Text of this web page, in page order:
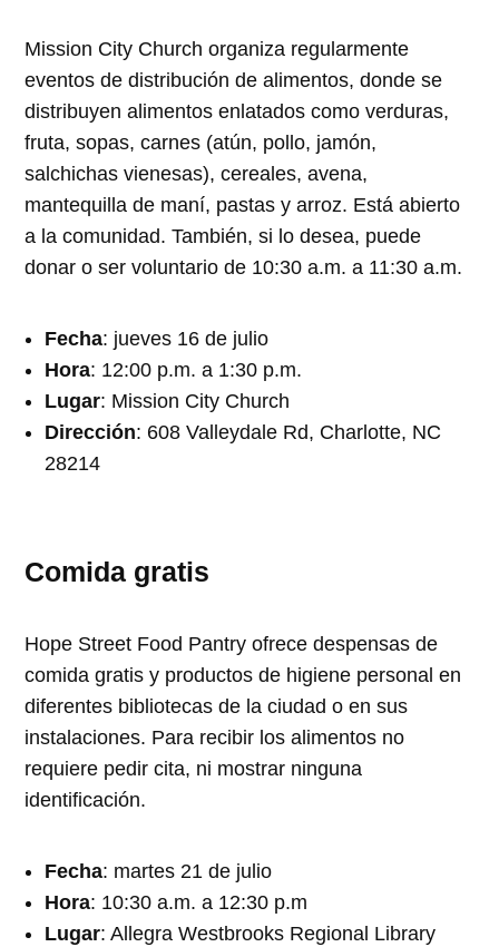
Mission City Church organiza regularmente
eventos de distribución de alimentos, donde se
distribuyen alimentos enlatados como verduras,
fruta, sopas, carnes (atún, pollo, jamón,
salchichas vienesas), cereales, avena,
mantequilla de maní, pastas y arroz. Está abierto
a la comunidad. También, si lo desea, puede
donar o ser voluntario de 10:30 a.m. a 11:30 a.m.
Fecha: jueves 16 de julio
Hora: 12:00 p.m. a 1:30 p.m.
Lugar: Mission City Church
Dirección: 608 Valleydale Rd, Charlotte, NC
28214
Comida gratis
Hope Street Food Pantry ofrece despensas de
comida gratis y productos de higiene personal en
diferentes bibliotecas de la ciudad o en sus
instalaciones. Para recibir los alimentos no
requiere pedir cita, ni mostrar ninguna
identificación.
Fecha: martes 21 de julio
Hora: 10:30 a.m. a 12:30 p.m
Lugar: Allegra Westbrooks Regional Library